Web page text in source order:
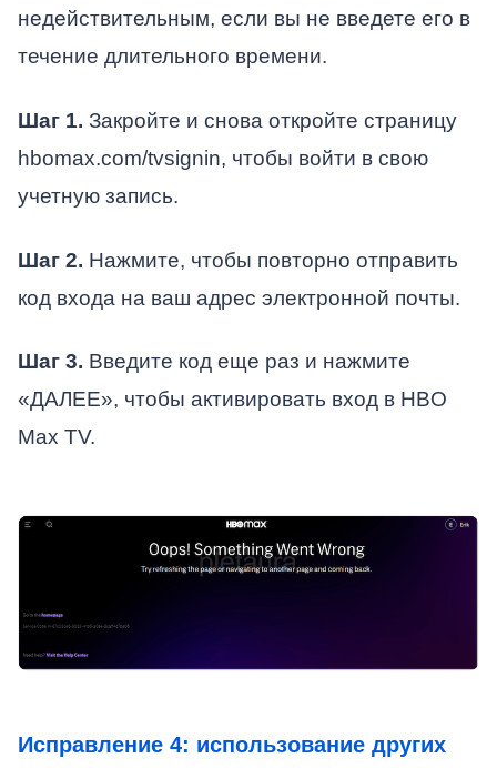
недействительным, если вы не введете его в
течение длительного времени.
Шаг 1. Закройте и снова откройте страницу
hbomax.com/tvsignin, чтобы войти в свою
учетную запись.
Шаг 2. Нажмите, чтобы повторно отправить
код входа на ваш адрес электронной почты.
Шаг 3. Введите код еще раз и нажмите
«ДАЛЕЕ», чтобы активировать вход в HBO
Max TV.
Исправление 4: использование других